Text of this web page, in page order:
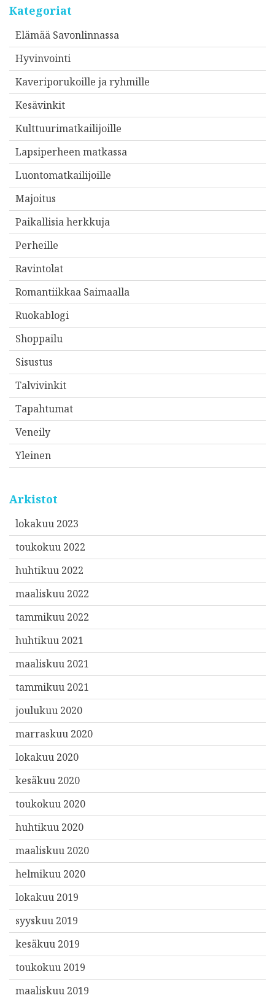
Kategoriat
Elämää Savonlinnassa
Hyvinvointi
Kaveriporukoille ja ryhmille
Kesävinkit
Kulttuurimatkailijoille
Lapsiperheen matkassa
Luontomatkailijoille
Majoitus
Paikallisia herkkuja
Perheille
Ravintolat
Romantiikkaa Saimaalla
Ruokablogi
Shoppailu
Sisustus
Talvivinkit
Tapahtumat
Veneily
Yleinen
Arkistot
lokakuu 2023
toukokuu 2022
huhtikuu 2022
maaliskuu 2022
tammikuu 2022
huhtikuu 2021
maaliskuu 2021
tammikuu 2021
joulukuu 2020
marraskuu 2020
lokakuu 2020
kesäkuu 2020
toukokuu 2020
huhtikuu 2020
maaliskuu 2020
helmikuu 2020
lokakuu 2019
syyskuu 2019
kesäkuu 2019
toukokuu 2019
maaliskuu 2019